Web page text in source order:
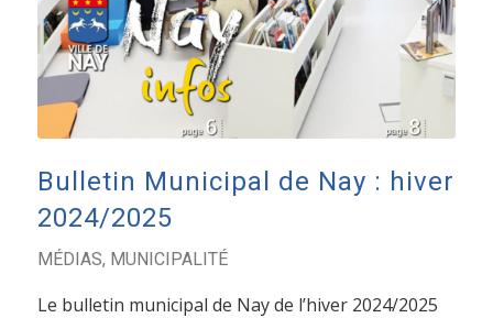
Bulletin Municipal de Nay : hiver
2024/2025
MÉDIAS, MUNICIPALITÉ
Le bulletin municipal de Nay de l’hiver 2024/2025